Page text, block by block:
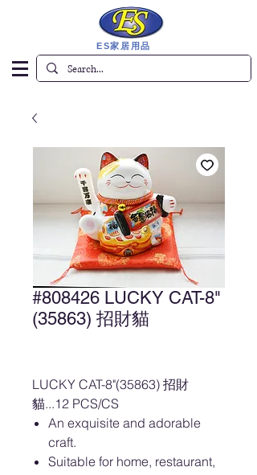
ES家居用品
#808426 LUCKY CAT-8"
(35863) 招財貓
LUCKY CAT-8"(35863) 招財
貓...12 PCS/CS
An exquisite and adorable
craft.
Suitable for home, restaurant,